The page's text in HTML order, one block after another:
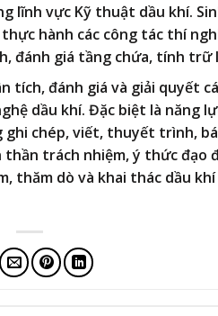
lĩnh vực Kỹ thuật dầu khí.
hành các công tác thí
đánh giá tầng chứa, tính trữ
tích, đánh giá và giải quyết
dầu khí. Đặc biệt là năng
chép, viết, thuyết trình,
trách nhiệm, ý thức đạo
thăm dò và khai thác dầu